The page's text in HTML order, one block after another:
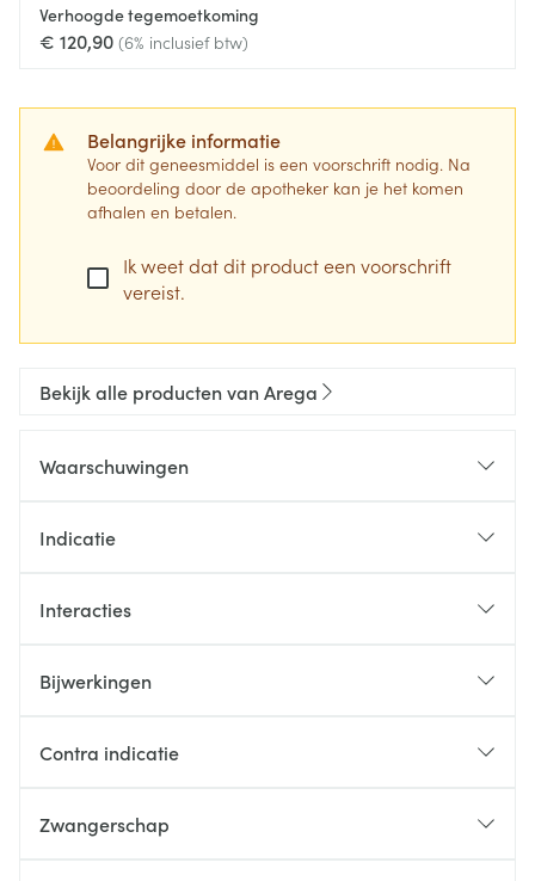
Verhoogde tegemoetkoming
€ 120,90 (6% inclusief btw)
Belangrijke informatie
Voor dit geneesmiddel is een voorschrift nodig. Na
beoordeling door de apotheker kan je het komen
afhalen en betalen.
Ik weet dat dit product een voorschrift
vereist.
Bekijk alle producten van Arega
Waarschuwingen
Indicatie
Interacties
Bijwerkingen
Contra indicatie
Zwangerschap